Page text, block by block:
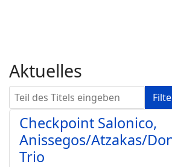
Aktuelles
Teil des Titels eingeben
Checkpoint Salonico,
Anissegos/Atzakas/
Trio